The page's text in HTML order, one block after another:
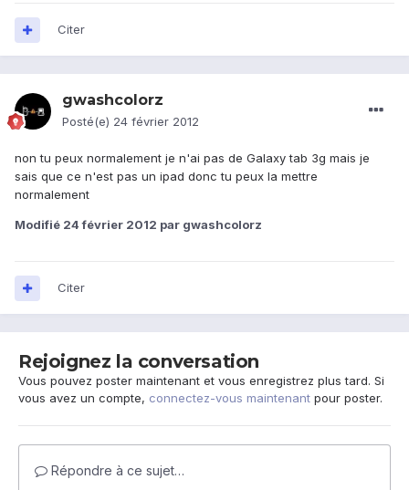
Citer
gwashcolorz
Posté(e) 24 février 2012
non tu peux normalement je n'ai pas de Galaxy tab 3g mais je
sais que ce n'est pas un ipad donc tu peux la mettre
normalement
Modifié 24 février 2012 par gwashcolorz
Citer
Rejoignez la conversation
Vous pouvez poster maintenant et vous enregistrez plus tard. Si
vous avez un compte, connectez-vous maintenant pour poster.
Répondre à ce sujet…